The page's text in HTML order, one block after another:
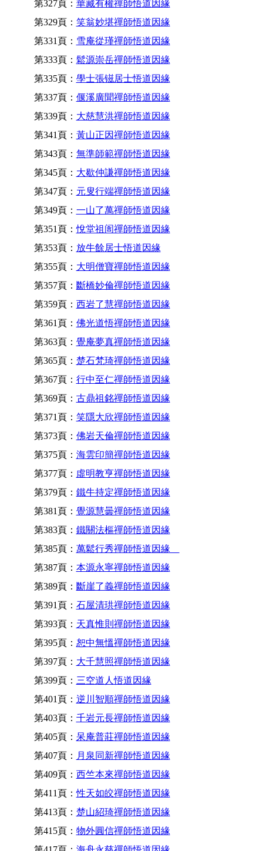
第327頁： 華藏有權禪師悟道因緣
第329頁： 笑翁妙堪禪師悟道因緣
第331頁： 雪庵從瑾禪師悟道因緣
第333頁： 鬆源崇岳禪師悟道因緣
第335頁： 學士張镃居士悟道因緣
第337頁： 偃溪廣聞禪師悟道因緣
第339頁： 大慈慧洪禪師悟道因緣
第341頁： 黃山正因禪師悟道因緣
第343頁： 無準師範禪師悟道因緣
第345頁： 大歇仲謙禪師悟道因緣
第347頁： 元叟行端禪師悟道因緣
第349頁： 一山了萬禪師悟道因緣
第351頁：悅堂祖訚禪師悟道因緣
第353頁： 放牛餘居士悟道因緣
第355頁： 大明僧寶禪師悟道因緣
第357頁： 斷橋妙倫禪師悟道因緣
第359頁： 西岩了慧禪師悟道因緣
第361頁： 佛光道悟禪師悟道因緣
第363頁： 覺庵夢真禪師悟道因緣
第365頁： 楚石梵琦禪師悟道因緣
第367頁： 行中至仁禪師悟道因緣
第369頁： 古鼎祖銘禪師悟道因緣
第371頁： 笑隱大欣禪師悟道因緣
第373頁： 佛岩天倫禪師悟道因緣
第375頁： 海雲印簡禪師悟道因緣
第377頁： 虛明教亨禪師悟道因緣
第379頁： 鐵牛持定禪師悟道因緣
第381頁： 覺源慧曇禪師悟道因緣
第383頁： 鐵關法樞禪師悟道因緣
第385頁： 萬鬆行秀禪師悟道因緣
第387頁： 本源永寧禪師悟道因緣
第389頁： 斷崖了義禪師悟道因緣
第391頁： 石屋清珙禪師悟道因緣
第393頁： 天真惟則禪師悟道因緣
第395頁： 恕中無慍禪師悟道因緣
第397頁： 大千慧照禪師悟道因緣
第399頁： 三空道人悟道因緣
第401頁： 逆川智順禪師悟道因緣
第403頁： 千岩元長禪師悟道因緣
第405頁： 呆庵普莊禪師悟道因緣
第407頁： 月泉同新禪師悟道因緣
第409頁： 西竺本來禪師悟道因緣
第411頁：性天如皎禪師悟道因緣
第413頁： 楚山紹琦禪師悟道因緣
第415頁： 物外圓信禪師悟道因緣